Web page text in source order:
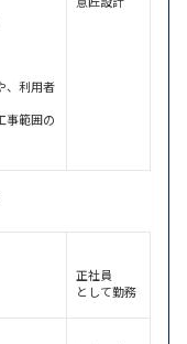
、利用者
事範囲の
正社員
として勤務